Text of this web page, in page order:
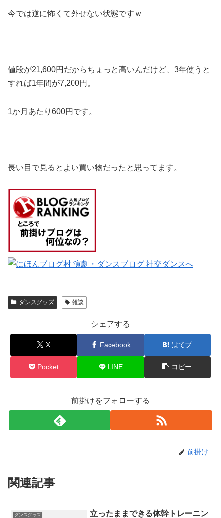
今では逆に怖くて外せない状態ですｗ
値段が21,600円だからちょっと高いんだけど、3年使うと
すれば1年間が7,200円。
1か月あたり600円です。
長い目で見るとよい買い物だったと思ってます。
ダンスグッズ 雑談
シェアする
X Facebook はてブ
Pocket LINE コピー
前掛けをフォローする
前掛け
関連記事
ダンスグッズ
立ったままできる体幹トレーニン